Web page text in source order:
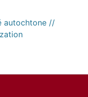
autochtone //